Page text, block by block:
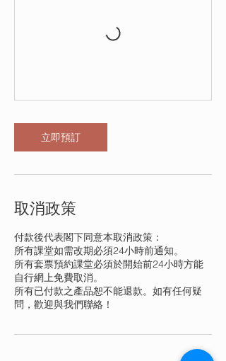
立即預訂
取消政策
付款後代表閣下同意本取消政策：
所有課堂如需改期必須24小時前通知。
所有套票預約課堂必須於開始前24小時方能
自行網上免費取消。
所有已付款之產品恕不能退款。如有任何疑
問，歡迎與我們聯絡！